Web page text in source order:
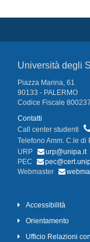
Università degli
Piazza Marina, 61
90133 - PALERMO
Codice Fiscale
Contatti
Call center studenti
Telefono Amm. C.le di
URP
urp@unipa.it
PEC
Webmaster
Accessibilità
Orientamento
Ufficio Relazioni